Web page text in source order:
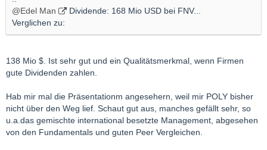
@Edel Man
Dividende: 168 Mio USD bei FNV...
Verglichen zu:
138 Mio $. Ist sehr gut und ein Qualitätsmerkmal, wenn Firmen
gute Dividenden zahlen.
Hab mir mal die Präsentationm angesehern, weil mir POLY bisher
nicht über den Weg lief. Schaut gut aus, manches gefällt sehr, so
u.a.das gemischte international besetzte Management, abgesehen
von den Fundamentals und guten Peer Vergleichen.